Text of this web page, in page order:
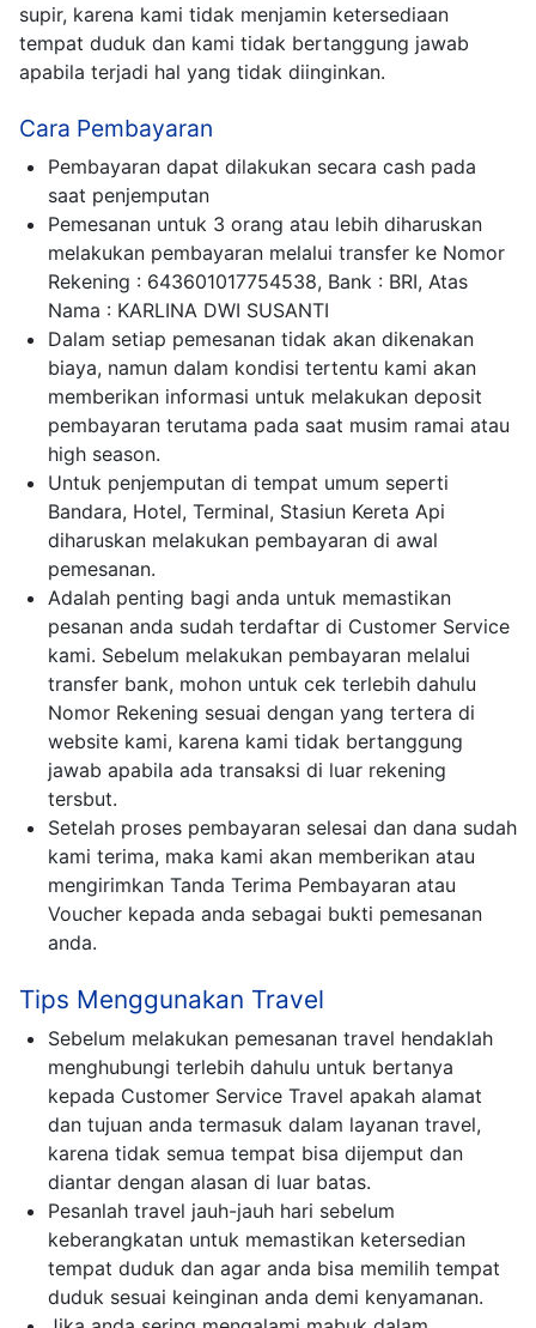
supir, karena kami tidak menjamin ketersediaan
tempat duduk dan kami tidak bertanggung jawab
apabila terjadi hal yang tidak diinginkan.
Cara Pembayaran
Pembayaran dapat dilakukan secara cash pada
saat penjemputan
Pemesanan untuk 3 orang atau lebih diharuskan
melakukan pembayaran melalui transfer ke Nomor
Rekening : 643601017754538, Bank : BRI, Atas
Nama : KARLINA DWI SUSANTI
Dalam setiap pemesanan tidak akan dikenakan
biaya, namun dalam kondisi tertentu kami akan
memberikan informasi untuk melakukan deposit
pembayaran terutama pada saat musim ramai atau
high season.
Untuk penjemputan di tempat umum seperti
Bandara, Hotel, Terminal, Stasiun Kereta Api
diharuskan melakukan pembayaran di awal
pemesanan.
Adalah penting bagi anda untuk memastikan
pesanan anda sudah terdaftar di Customer Service
kami. Sebelum melakukan pembayaran melalui
transfer bank, mohon untuk cek terlebih dahulu
Nomor Rekening sesuai dengan yang tertera di
website kami, karena kami tidak bertanggung
jawab apabila ada transaksi di luar rekening
tersbut.
Setelah proses pembayaran selesai dan dana sudah
kami terima, maka kami akan memberikan atau
mengirimkan Tanda Terima Pembayaran atau
Voucher kepada anda sebagai bukti pemesanan
anda.
Tips Menggunakan Travel
Sebelum melakukan pemesanan travel hendaklah
menghubungi terlebih dahulu untuk bertanya
kepada Customer Service Travel apakah alamat
dan tujuan anda termasuk dalam layanan travel,
karena tidak semua tempat bisa dijemput dan
diantar dengan alasan di luar batas.
Pesanlah travel jauh-jauh hari sebelum
keberangkatan untuk memastikan ketersedian
tempat duduk dan agar anda bisa memilih tempat
duduk sesuai keinginan anda demi kenyamanan.